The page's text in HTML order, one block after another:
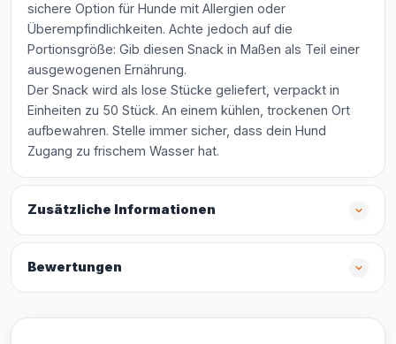
sichere Option für Hunde mit Allergien oder
Überempfindlichkeiten. Achte jedoch auf die
Portionsgröße: Gib diesen Snack in Maßen als Teil einer
ausgewogenen Ernährung.
Der Snack wird als lose Stücke geliefert, verpackt in
Einheiten zu 50 Stück. An einem kühlen, trockenen Ort
aufbewahren. Stelle immer sicher, dass dein Hund
Zugang zu frischem Wasser hat.
Zusätzliche Informationen
Bewertungen